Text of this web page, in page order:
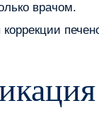
врачом.